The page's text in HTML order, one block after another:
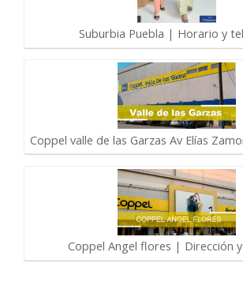
Suburbia Puebla | Horario y
Coppel valle de las Garzas Av Elías
Coppel Angel flores | Dirección